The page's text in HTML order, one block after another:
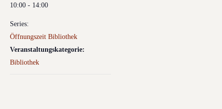
10:00 - 14:00
Series:
Öffnungszeit Bibliothek
Veranstaltungskategorie:
Bibliothek